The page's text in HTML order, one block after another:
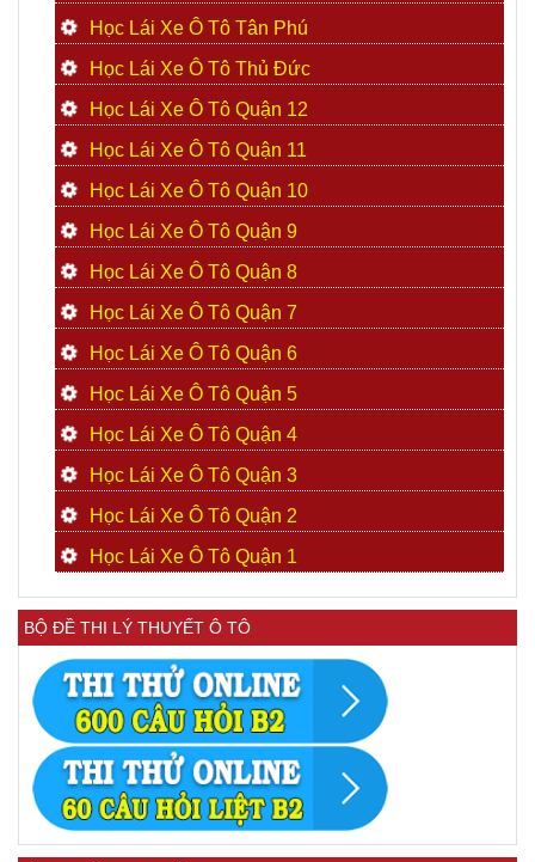
Học Lái Xe Ô Tô Tân Phú
Học Lái Xe Ô Tô Thủ Đức
Học Lái Xe Ô Tô Quận 12
Học Lái Xe Ô Tô Quận 11
Học Lái Xe Ô Tô Quận 10
Học Lái Xe Ô Tô Quận 9
Học Lái Xe Ô Tô Quận 8
Học Lái Xe Ô Tô Quận 7
Học Lái Xe Ô Tô Quận 6
Học Lái Xe Ô Tô Quận 5
Học Lái Xe Ô Tô Quận 4
Học Lái Xe Ô Tô Quận 3
Học Lái Xe Ô Tô Quận 2
Học Lái Xe Ô Tô Quận 1
BỘ ĐỀ THI LÝ THUYẾT Ô TÔ